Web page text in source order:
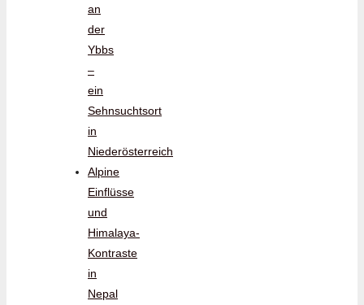
an
der
Ybbs
–
ein
Sehnsuchtsort
in
Niederösterreich
Alpine
Einflüsse
und
Himalaya-
Kontraste
in
Nepal